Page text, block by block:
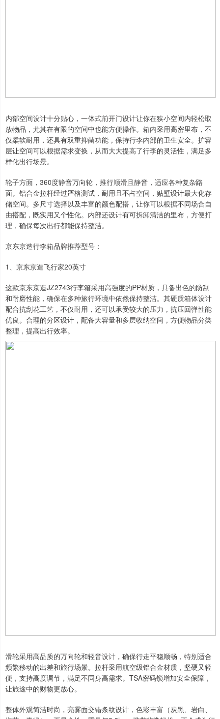
内部空间设计十分贴心，一体式前开门设计让你在狭小空间内轻松取
放物品，尤其在有限的空间中也能方便操作。箱内采用高密里布，不
仅柔软耐用，还具有双重抑菌功能，保持行李内部的卫生安全。扩容
层让空间可以根据需求变换，从而大大提高了行李的灵活性，满足多
样化出行场景。
轮子方面，360度静音万向轮，推行顺滑且静音，适应各种复杂路
面。铝合金拉杆经过严格测试，耐用且不占空间，贴壁设计最大化存
储空间。多尺寸选择以及丰富的颜色配搭，让你可以根据不同场合自
由搭配，既实用又个性化。内部还设计有可拆卸清洁的里布，方便打
理，确保每次出行都能保持整洁。
京东京造行李箱品牌推荐型号：
1、京东京造飞行家20英寸
这款京东京造JZ2743行李箱采用高强度的PP材质，具备出色的防刮
和耐磨性能，确保在多种旅行环境中依然保持整洁。其硬质箱体设计
配合抗刮花工艺，不仅耐用，还可以承受较大的压力，抗压回弹性能
优良。合理的分区设计，配备大容量和多层收纳空间，方便物品分类
整理，提高出行效率。
滑轮采用高品质的万向轮和轻音设计，确保行走平稳顺畅，特别适合
频繁移动的出差和旅行场景。拉杆采用航空级铝合金材质，坚硬又轻
便，支持高度调节，满足不同身高需求。TSA密码锁增加安全保障，
让旅途中的财物更放心。
整体外观简洁时尚，亮雾面交错条纹设计，色彩丰富（炭黑、岩白、